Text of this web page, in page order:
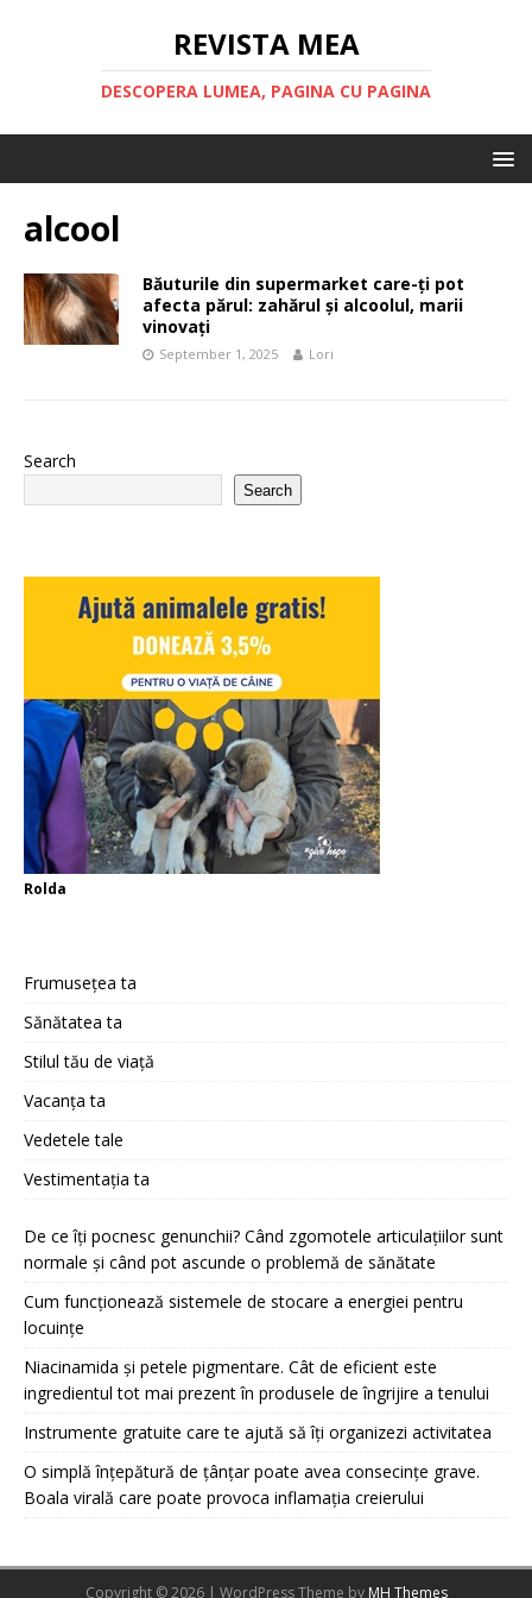
REVISTA MEA
DESCOPERA LUMEA, PAGINA CU PAGINA
alcool
Băuturile din supermarket care-ți pot
afecta părul: zahărul și alcoolul, marii
vinovați
September 1, 2025 Lori
Search
Search
Rolda
Frumusețea ta
Sănătatea ta
Stilul tău de viață
Vacanța ta
Vedetele tale
Vestimentația ta
De ce îți pocnesc genunchii? Când zgomotele articulațiilor sunt
normale și când pot ascunde o problemă de sănătate
Cum funcționează sistemele de stocare a energiei pentru
locuințe
Niacinamida și petele pigmentare. Cât de eficient este
ingredientul tot mai prezent în produsele de îngrijire a tenului
Instrumente gratuite care te ajută să îți organizezi activitatea
O simplă înțepătură de țânțar poate avea consecințe grave.
Boala virală care poate provoca inflamația creierului
Copyright © 2026 | WordPress Theme by MH Themes